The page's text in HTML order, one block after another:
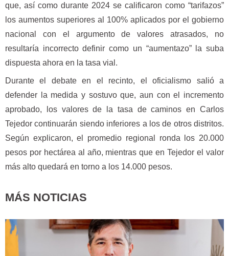
que, así como durante 2024 se calificaron como “tarifazos”
los aumentos superiores al 100% aplicados por el gobierno
nacional con el argumento de valores atrasados, no
resultaría incorrecto definir como un “aumentazo” la suba
dispuesta ahora en la tasa vial.
Durante el debate en el recinto, el oficialismo salió a
defender la medida y sostuvo que, aun con el incremento
aprobado, los valores de la tasa de caminos en Carlos
Tejedor continuarán siendo inferiores a los de otros distritos.
Según explicaron, el promedio regional ronda los 20.000
pesos por hectárea al año, mientras que en Tejedor el valor
más alto quedará en torno a los 14.000 pesos.
MÁS NOTICIAS